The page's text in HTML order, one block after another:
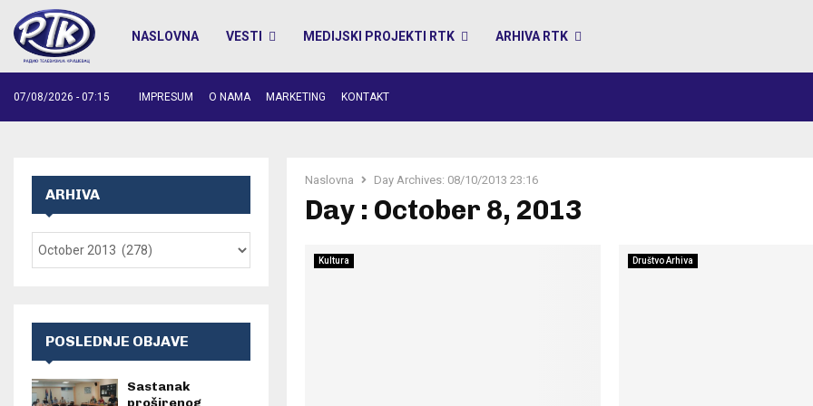
NASLOVNA VESTI MEDIJSKI PROJEKTI RTK ARHIVA RTK
07/08/2026 - 07:15 IMPRESUM O NAMA MARKETING KONTAKT
Naslovna Day Archives: 08/10/2013 23:16
Day : October 8, 2013
Kultura Društvo Arhiva
ARHIVA
POSLEDNJE OBJAVE
Sastanak
proširenog